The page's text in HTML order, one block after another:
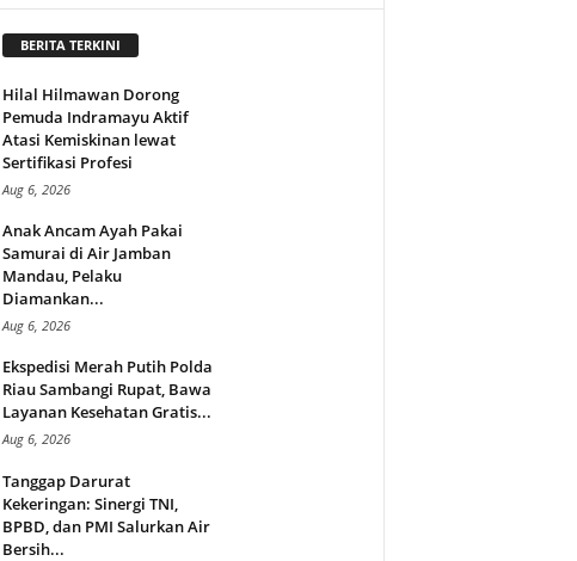
BERITA TERKINI
Hilal Hilmawan Dorong
Pemuda Indramayu Aktif
Atasi Kemiskinan lewat
Sertifikasi Profesi
Aug 6, 2026
Anak Ancam Ayah Pakai
Samurai di Air Jamban
Mandau, Pelaku
Diamankan...
Aug 6, 2026
Ekspedisi Merah Putih Polda
Riau Sambangi Rupat, Bawa
Layanan Kesehatan Gratis...
Aug 6, 2026
Tanggap Darurat
Kekeringan: Sinergi TNI,
BPBD, dan PMI Salurkan Air
Bersih...